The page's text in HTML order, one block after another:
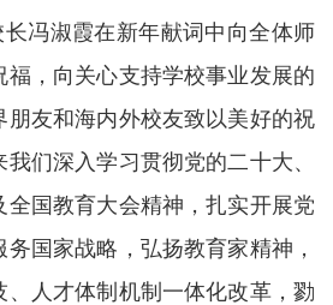
冯淑霞在新年献词中向全体师
福，向关心支持学校事业发展的
朋友和海内外校友致以美好的祝
们深入学习贯彻党的二十大、
全国教育大会精神，扎实开展党
国家战略，弘扬教育家精神，
、人才体制机制一体化改革，勠